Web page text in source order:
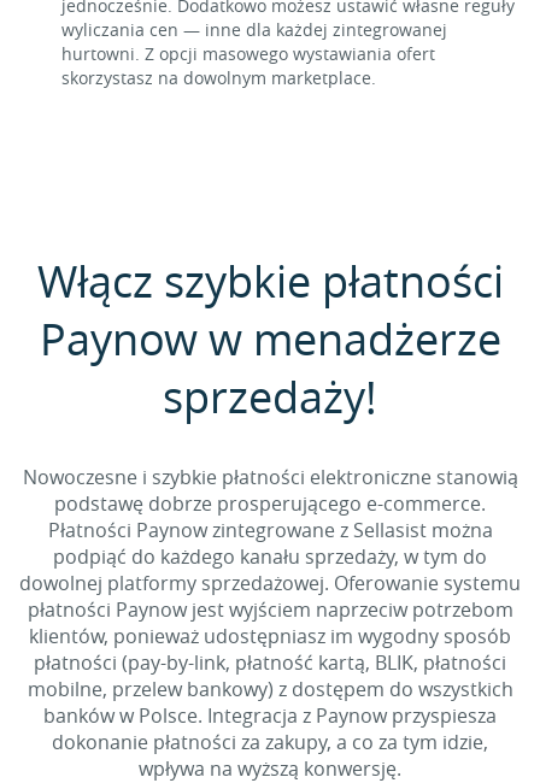
jednocześnie. Dodatkowo możesz ustawić własne reguły
wyliczania cen — inne dla każdej zintegrowanej
hurtowni. Z opcji masowego wystawiania ofert
skorzystasz na dowolnym marketplace.
Włącz szybkie płatności
Paynow w menadżerze
sprzedaży!
Nowoczesne i szybkie płatności elektroniczne stanowią
podstawę dobrze prosperującego e-commerce.
Płatności Paynow zintegrowane z Sellasist można
podpiąć do każdego kanału sprzedaży, w tym do
dowolnej platformy sprzedażowej. Oferowanie systemu
płatności Paynow jest wyjściem naprzeciw potrzebom
klientów, ponieważ udostępniasz im wygodny sposób
płatności (pay-by-link, płatność kartą, BLIK, płatności
mobilne, przelew bankowy) z dostępem do wszystkich
banków w Polsce. Integracja z Paynow przyspiesza
dokonanie płatności za zakupy, a co za tym idzie,
wpływa na wyższą konwersję.